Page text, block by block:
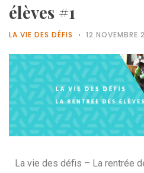
élèves #1
LA VIE DES DÉFIS 12 NOVEMBRE
La vie des défis – La rentrée